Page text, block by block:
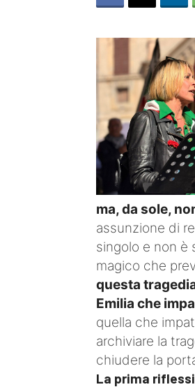
ma, da sole,
assunzione di
singolo e non è
magico che
questa
Emilia che
quella che
archiviare la
chiudere la
La prima